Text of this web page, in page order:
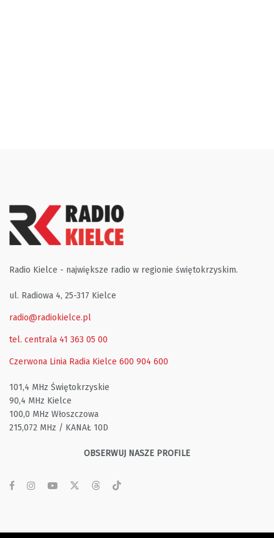
Radio Kielce - największe radio w regionie świętokrzyskim.
ul. Radiowa 4, 25-317 Kielce
radio@radiokielce.pl
tel. centrala 41 363 05 00
Czerwona Linia Radia Kielce 600 904 600
101,4 MHz Świętokrzyskie
90,4 MHz Kielce
100,0 MHz Włoszczowa
215,072 MHz / KANAŁ 10D
OBSERWUJ NASZE PROFILE